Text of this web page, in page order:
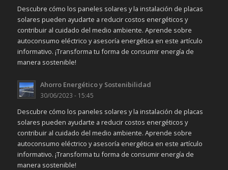
Descubre cómo los paneles solares y la instalación de placas
solares pueden ayudarte a reducir costos energéticos y
contribuir al cuidado del medio ambiente. Aprende sobre
autoconsumo eléctrico y asesoría energética en este artículo
informativo. ¡Transforma tu forma de consumir energía de
manera sostenible!
Ahorro Energético y Sostenibilidad
30/06/2023 - 15:45
Descubre cómo los paneles solares y la instalación de placas
solares pueden ayudarte a reducir costos energéticos y
contribuir al cuidado del medio ambiente. Aprende sobre
autoconsumo eléctrico y asesoría energética en este artículo
informativo. ¡Transforma tu forma de consumir energía de
manera sostenible!